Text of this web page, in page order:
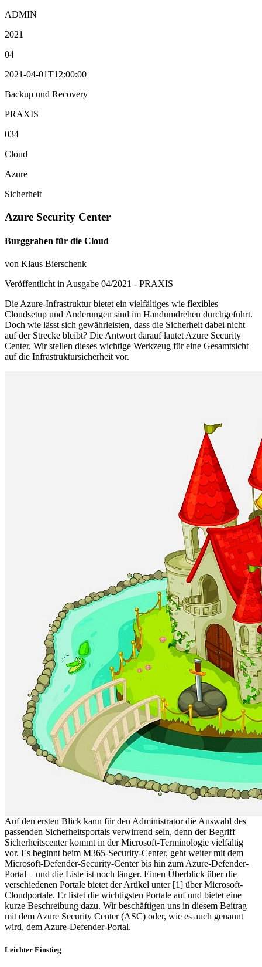
ADMIN
2021
04
2021-04-01T12:00:00
Backup und Recovery
PRAXIS
034
Cloud
Azure
Sicherheit
Azure Security Center
Burggraben für die Cloud
von Klaus Bierschenk
Veröffentlicht in Ausgabe 04/2021 - PRAXIS
Die Azure-Infrastruktur bietet ein vielfältiges wie flexibles
Cloudsetup und Änderungen sind im Handumdrehen durchgeführt.
Doch wie lässt sich gewährleisten, dass die Sicherheit dabei nicht
auf der Strecke bleibt? Die Antwort darauf lautet Azure Security
Center. Wir stellen dieses wichtige Werkzeug für eine Gesamtsicht
auf die Infrastruktursicherheit vor.
Auf den ersten Blick kann für den Administrator die Auswahl des
passenden Sicherheitsportals verwirrend sein, denn der Begriff
Sicherheitscenter kommt in der Microsoft-Terminologie vielfältig
vor. Es beginnt beim M365-Security-Center, geht weiter mit dem
Microsoft-Defender-Security-Center bis hin zum Azure-Defender-
Portal – und die Liste ist noch länger. Einen Überblick über die
verschiedenen Portale bietet der Artikel unter [1] über Microsoft-
Cloudportale. Er listet die wichtigsten Portale auf und bietet eine
kurze Beschreibung dazu. Wir beschäftigen uns in diesem Beitrag
mit dem Azure Security Center (ASC) oder, wie es auch genannt
wird, dem Azure-Defender-Portal.
Leichter Einstieg